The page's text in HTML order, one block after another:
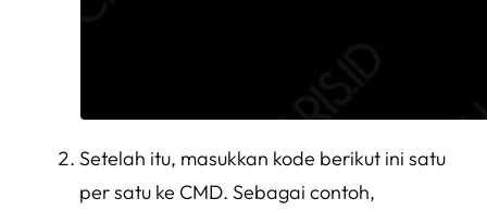
Setelah itu, masukkan kode berikut ini satu
per satu ke CMD. Sebagai contoh,